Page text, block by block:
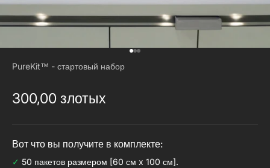
PureKit™ - стартовый набор
Акционная цена
300,00 злотых
Вот что вы получите в комплекте:
✓ 50 пакетов размером [60 см x 100 см].